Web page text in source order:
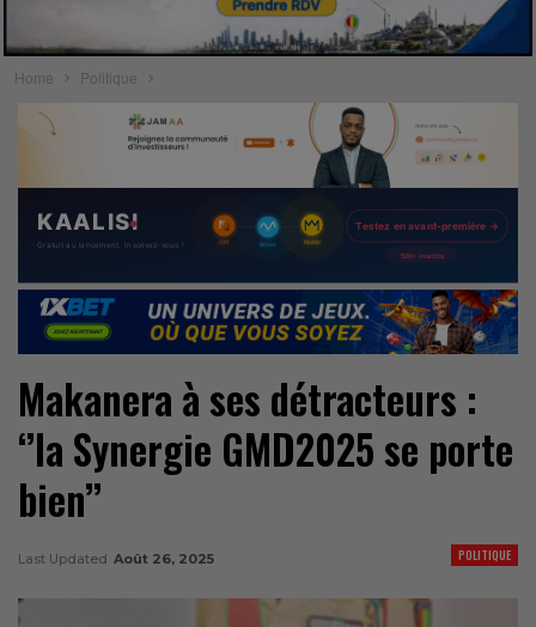
Home Politique
Makanera à ses détracteurs :
‘’la Synergie GMD2025 se porte
bien’’
POLITIQUE
Last Updated Août 26, 2025